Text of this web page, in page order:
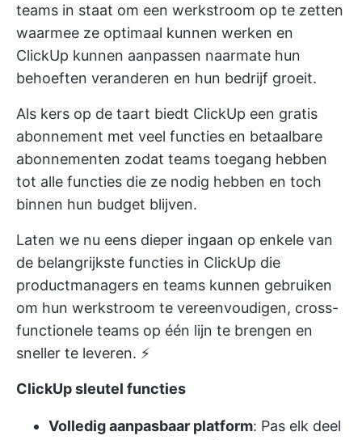
teams in staat om een werkstroom op te zetten
waarmee ze optimaal kunnen werken en
ClickUp kunnen aanpassen naarmate hun
behoeften veranderen en hun bedrijf groeit.
Als kers op de taart biedt ClickUp een gratis
abonnement met veel functies en betaalbare
abonnementen zodat teams toegang hebben
tot alle functies die ze nodig hebben en toch
binnen hun budget blijven.
Laten we nu eens dieper ingaan op enkele van
de belangrijkste functies in ClickUp die
productmanagers en teams kunnen gebruiken
om hun werkstroom te vereenvoudigen, cross-
functionele teams op één lijn te brengen en
sneller te leveren. ⚡️
ClickUp sleutel functies
Volledig aanpasbaar platform: Pas elk deel